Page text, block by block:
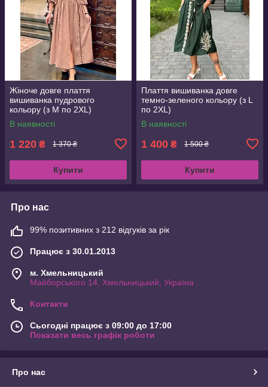
Жіноче довге плаття
вишиванка пудрового
кольору (з M по 2XL)
В наявності
1 220 ₴ 1 370 ₴
Купити
Плаття вишиванка довге
темно-зеленого кольору (з L
по 2XL)
В наявності
1 400 ₴ 1 500 ₴
Купити
Про нас
99% позитивних з 212 відгуків за рік
Працює з 30.01.2013
м. Хмельницький
Майборського 14, Хмельницький, Україна
Контакти
Сьогодні працює з 09:00 до 17:00
Показати весь графік роботи
Про нас